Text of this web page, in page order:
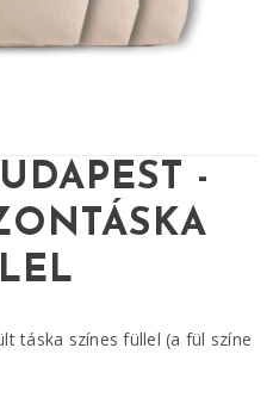
-
táska színes füllel (a fül színe